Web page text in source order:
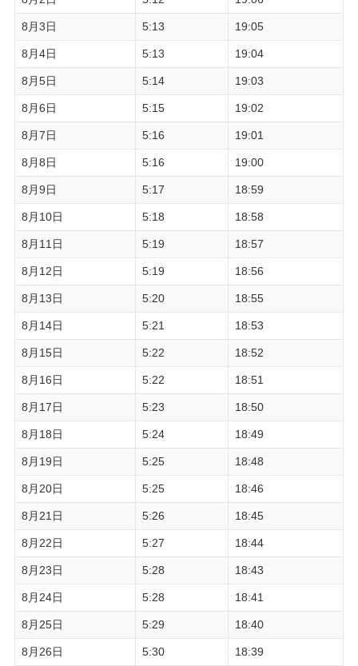
8月3日 5:13 19:05
8月4日 5:13 19:04
8月5日 5:14 19:03
8月6日 5:15 19:02
8月7日 5:16 19:01
8月8日 5:16 19:00
8月9日 5:17 18:59
8月10日 5:18 18:58
8月11日 5:19 18:57
8月12日 5:19 18:56
8月13日 5:20 18:55
8月14日 5:21 18:53
8月15日 5:22 18:52
8月16日 5:22 18:51
8月17日 5:23 18:50
8月18日 5:24 18:49
8月19日 5:25 18:48
8月20日 5:25 18:46
8月21日 5:26 18:45
8月22日 5:27 18:44
8月23日 5:28 18:43
8月24日 5:28 18:41
8月25日 5:29 18:40
8月26日 5:30 18:39